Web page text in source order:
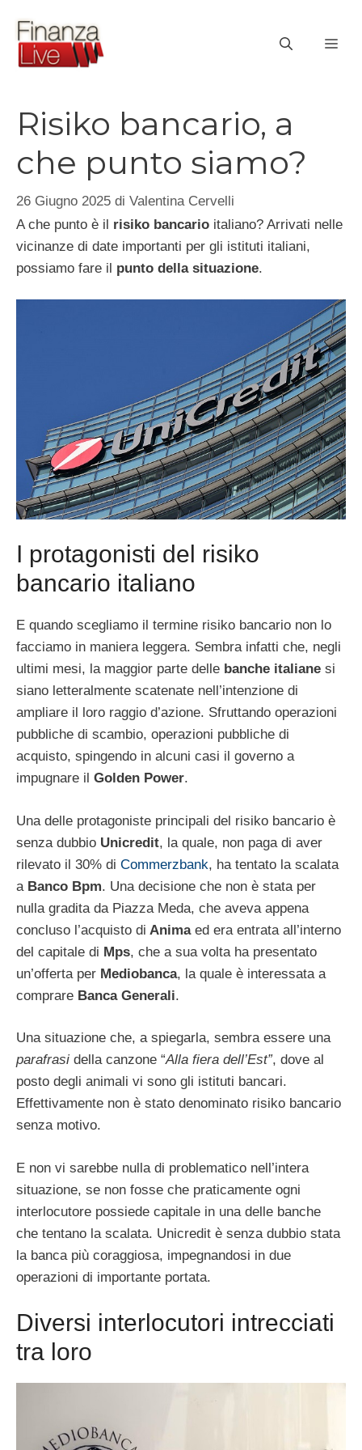
contenuto
Risiko bancario, a
che punto siamo?
26 Giugno 2025 di Valentina Cervelli
A che punto è il risiko bancario italiano? Arrivati nelle
vicinanze di date importanti per gli istituti italiani,
possiamo fare il punto della situazione.
I protagonisti del risiko
bancario italiano
E quando scegliamo il termine risiko bancario non lo
facciamo in maniera leggera. Sembra infatti che, negli
ultimi mesi, la maggior parte delle banche italiane si
siano letteralmente scatenate nell’intenzione di
ampliare il loro raggio d’azione. Sfruttando operazioni
pubbliche di scambio, operazioni pubbliche di
acquisto, spingendo in alcuni casi il governo a
impugnare il Golden Power.
Una delle protagoniste principali del risiko bancario è
senza dubbio Unicredit, la quale, non paga di aver
rilevato il 30% di Commerzbank, ha tentato la scalata
a Banco Bpm. Una decisione che non è stata per
nulla gradita da Piazza Meda, che aveva appena
concluso l’acquisto di Animaed era entrata all’interno
del capitale di Mps, che a sua volta ha presentato
un’offerta per Mediobanca, la quale è interessata a
comprare Banca Generali.
Una situazione che, a spiegarla, sembra essere una
parafrasi della canzone “Alla fiera dell’Est”, dove al
posto degli animali vi sono gli istituti bancari.
Effettivamente non è stato denominato risiko bancario
senza motivo.
E non vi sarebbe nulla di problematico nell’intera
situazione, se non fosse che praticamente ogni
interlocutore possiede capitale in una delle banche
che tentano la scalata. Unicredit è senza dubbio stata
la banca più coraggiosa, impegnandosi in due
operazioni di importante portata.
Diversi interlocutori intrecciati
tra loro